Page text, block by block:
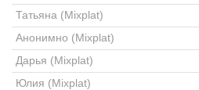
Татьяна (Mixplat)
Анонимно (Mixplat)
Дарья (Mixplat)
Юлия (Mixplat)